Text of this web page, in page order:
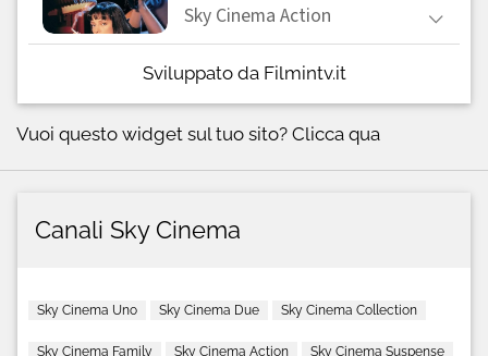
Sviluppato da Filmintv.it
Vuoi questo widget sul tuo sito? Clicca qua
Canali Sky Cinema
Sky Cinema Uno Sky Cinema Due Sky Cinema Collection
Sky Cinema Family Sky Cinema Action Sky Cinema Suspense